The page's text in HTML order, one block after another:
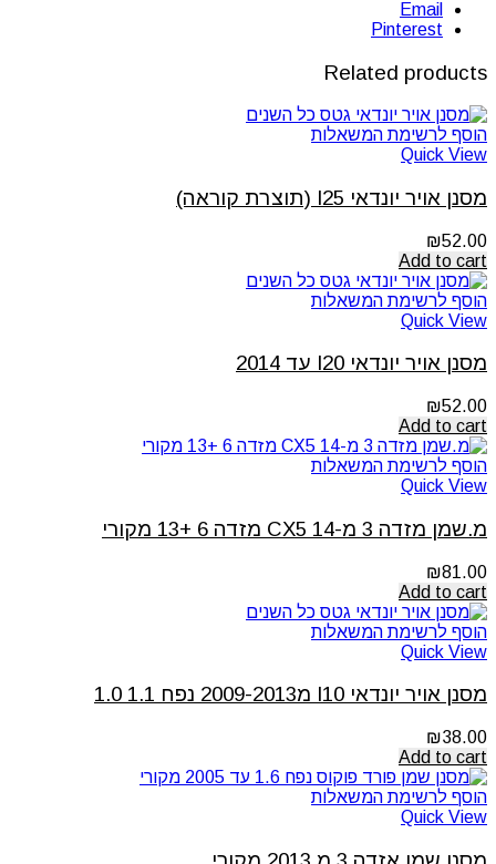
Email
Pinterest
Related products
הוסף לרשימת המשאלות
Quick View
מסנן אויר יונדאי I25 (תוצרת קוראה)
₪52.00
Add to cart
הוסף לרשימת המשאלות
Quick View
מסנן אויר יונדאי I20 עד 2014
₪52.00
Add to cart
הוסף לרשימת המשאלות
Quick View
מ.שמן מזדה 3 מ-14 CX5 מזדה 6 +13 מקורי
₪81.00
Add to cart
הוסף לרשימת המשאלות
Quick View
מסנן אויר יונדאי I10 מ2009-2013 נפח 1.1 1.0
₪38.00
Add to cart
הוסף לרשימת המשאלות
Quick View